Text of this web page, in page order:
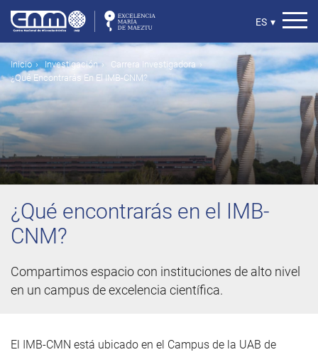
contenido
principal
Select
language
ES ▾
Ruta
de
navegación
Inicio Investigación
Carrera Investigadora
¿Qué Encontrarás En El IMB-CNM?
¿Qué encontrarás en el IMB-
CNM?
Compartimos espacio con instituciones de alto nivel
en un campus de excelencia científica.
El IMB-CMN está ubicado en el Campus de la UAB de